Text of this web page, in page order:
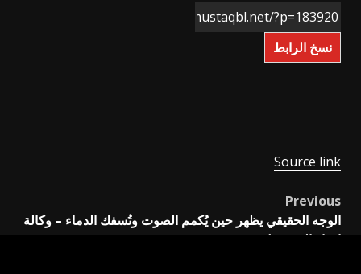
نسخ الرابط
Source link
Post
navigation
Previous
الوجه الحقيقي يظهر حين يُكمم الصوت وتُسفك الدماء – وكالة
اخبار المستقبل